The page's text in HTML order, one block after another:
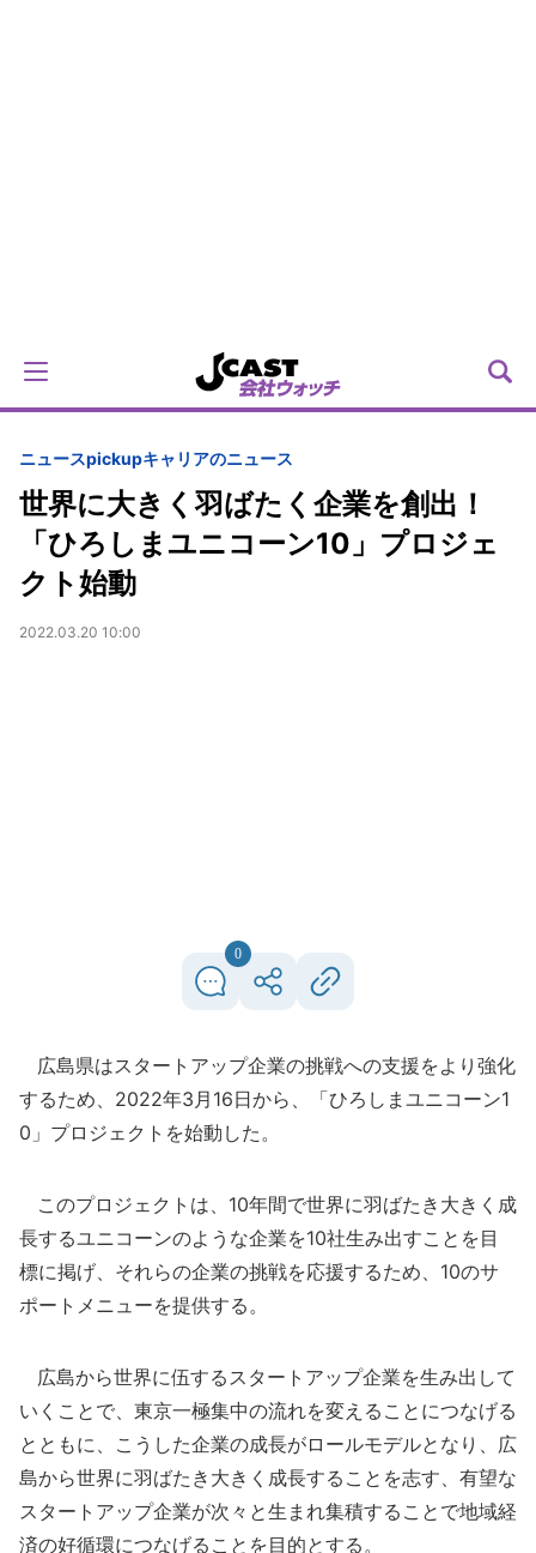
ニュースpickupキャリアのニュース
世界に大きく羽ばたく企業を創出！
「ひろしまユニコーン10」プロジェ
クト始動
2022.03.20 10:00
0
広島県はスタートアップ企業の挑戦への支援をより強化
するため、2022年3月16日から、「ひろしまユニコーン1
0」プロジェクトを始動した。
このプロジェクトは、10年間で世界に羽ばたき大きく成
長するユニコーンのような企業を10社生み出すことを目
標に掲げ、それらの企業の挑戦を応援するため、10のサ
ポートメニューを提供する。
広島から世界に伍するスタートアップ企業を生み出して
いくことで、東京一極集中の流れを変えることにつなげる
とともに、こうした企業の成長がロールモデルとなり、広
島から世界に羽ばたき大きく成長することを志す、有望な
スタートアップ企業が次々と生まれ集積することで地域経
済の好循環につなげることを目的とする。